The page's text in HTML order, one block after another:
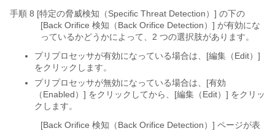
手順 8 [特定の脅威検知（Specific Threat Detection）] の下の
[Back Orifice 検知（Back Orifice Detection）] が有効にな
っているかどうかによって、2 つの選択肢があります。
プリプロセッサが有効になっている場合は、[編集（Edit）]
をクリックします。
プリプロセッサが無効になっている場合は、[有効
（Enabled）] をクリックしてから、[編集（Edit）] をクリッ
クします。
[Back Orifice 検知（Back Orifice Detection）] ページが表